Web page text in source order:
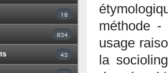
18
834
43
méthode -
usage
la